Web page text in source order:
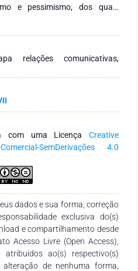
e pessimismo, dos quais
nos empíricos, sugerindo-se
relacionou-se a teoria das
jornalísticos vencedores
realizar análises discursivas
e os localizar no Mapa das
iniciais sugerem que o
e facilitar a análise empírica
relações comunicativas,
com uma Licença Creative
SemDerivações 4.0
dados e sua forma, correção
exclusiva do(s)
e compartilhamento desde
Acesso Livre (Open Access),
ao(s) respectivo(s)
de nenhuma forma,